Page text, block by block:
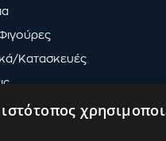
Κατασκευές